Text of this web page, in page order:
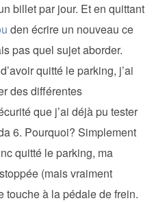
billet par jour. Et en quittant
den écrire un nouveau ce
pas quel sujet aborder.
quitté le parking, j’ai
des différentes
que j’ai déjà pu tester
6. Pourquoi? Simplement
quitté le parking, ma
(mais vraiment
touche à la pédale de frein.